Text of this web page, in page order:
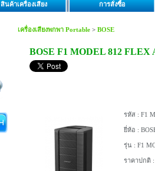
สินค้าเครื่องเสียง การสั่งซื้อ
เครื่องเสียงพกพา Portable > BOSE
BOSE F1 MODEL 812
รหัส : F1
ยี่ห้อ :
รุ่น : F1
ราคาปกติ